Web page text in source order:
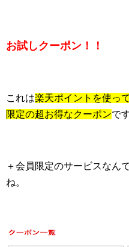
お試しクーポン！！
これは楽天ポイントを使っ
限定の超お得なクーポンです
＋会員限定のサービスなん
ね。